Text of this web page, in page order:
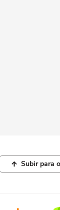
Subir para